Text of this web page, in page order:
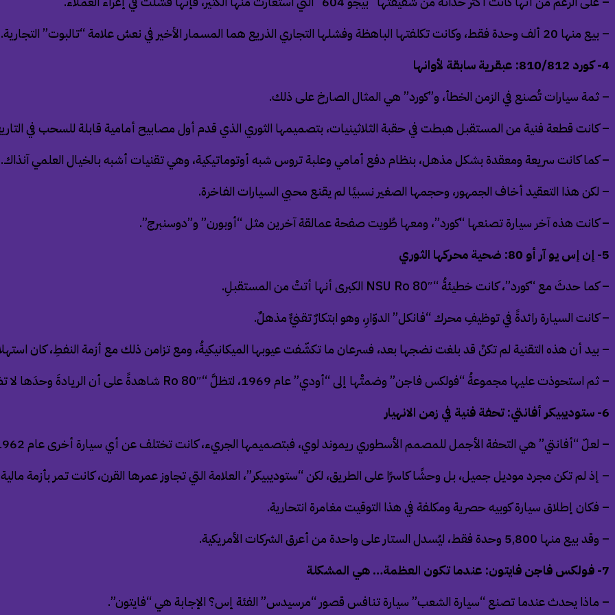
– بيع منها 20 ألف وحدة فقط، وكانت تكلفتها الباهظة وفشلها التجاري الذريع هما المسمار الأخير في نعش علامة “تالبوت” التجارية.
4- كورد 810/812: عبقرية سابقة لأوانها
– ثمة سيارات تُصنع في الزمن الخطأ، و”كورد” هي المثال الصارخ على ذلك.
– كانت قطعة فنية من المستقبل هبطت في حقبة الثلاثينيات، بتصميمها الثوري الذي قدم أول مصابيح أمامية قابلة للسحب في
– كما كانت سريعة ومعقدة بشكل مذهل، بنظام دفع أمامي وعلبة تروس شبه أوتوماتيكية، وهي تقنيات أشبه بالخيال العلمي آنذاك.
– لكن هذا التعقيد أخاف الجمهور، وحجمها الصغير نسبيًا لم يقنع محبي السيارات الفاخرة.
– كانت هذه آخر سيارة تصنعها “كورد”، ومعها طُويت صفحة عمالقة آخرين مثل “أوبورن” و”دوسنبرج”.
5- إن إس يو آر أو 80: ضحية محركها الثوري
– كما حدثَ مع “كورد”، كانت خطيئةُ “
NSU Ro 80″ الكبرى أنها أتتْ من المستقبلِ.
– كانت السيارة رائدةً في توظيفِ محرك “فانكل” الدوّارِ، وهو ابتكارٌ تقنيٌّ مذهلٌ.
– بيد أن هذه التقنية لم تكنْ قد بلغت نضجها بعد، فسرعان ما تكشّفت عيوبها الميكانيكيةُ، ومع تزامن ذلك مع أزمة النفطِ، كان
– ثم استحوذت عليها مجموعةُ “فولكس فاجن” وضمتْها إلى “أودي” عام 1969، لتظلَّ “
Ro 80″ شاهدةً على أن الريادةَ وحدَها لا تضمنُ البقاء.
6- ستوديبيكر أفانتي: تحفة فنية في زمن الانهيار
– لعلّ “أفانتي” هي التحفة الأجمل للمصمم الأسطوري ريموند لوي، فبتصميمها الجريء، كانت تختلف عن أي سيارة أخرى عام 1962.
– إذ لم تكن مجرد موديل جميل، بل وحشًا كاسرًا على الطريق، لكن “ستوديبيكر”، العلامة التي تجاوز عمرها القرن، كانت تمر بأزمة
– فكان إطلاق سيارة كوبيه حصرية ومكلفة في هذا التوقيت مغامرة انتحارية.
– وقد بيع منها 5,800 وحدة فقط، ليُسدل الستار على واحدة من أعرق الشركات الأمريكية.
7- فولكس فاجن فايتون: عندما تكون العظمة… هي المشكلة
– ماذا يحدث عندما تصنع “سيارة الشعب” سيارة تنافس قصور “مرسيدس” الفئة إس؟ الإجابة هي “فايتون”.